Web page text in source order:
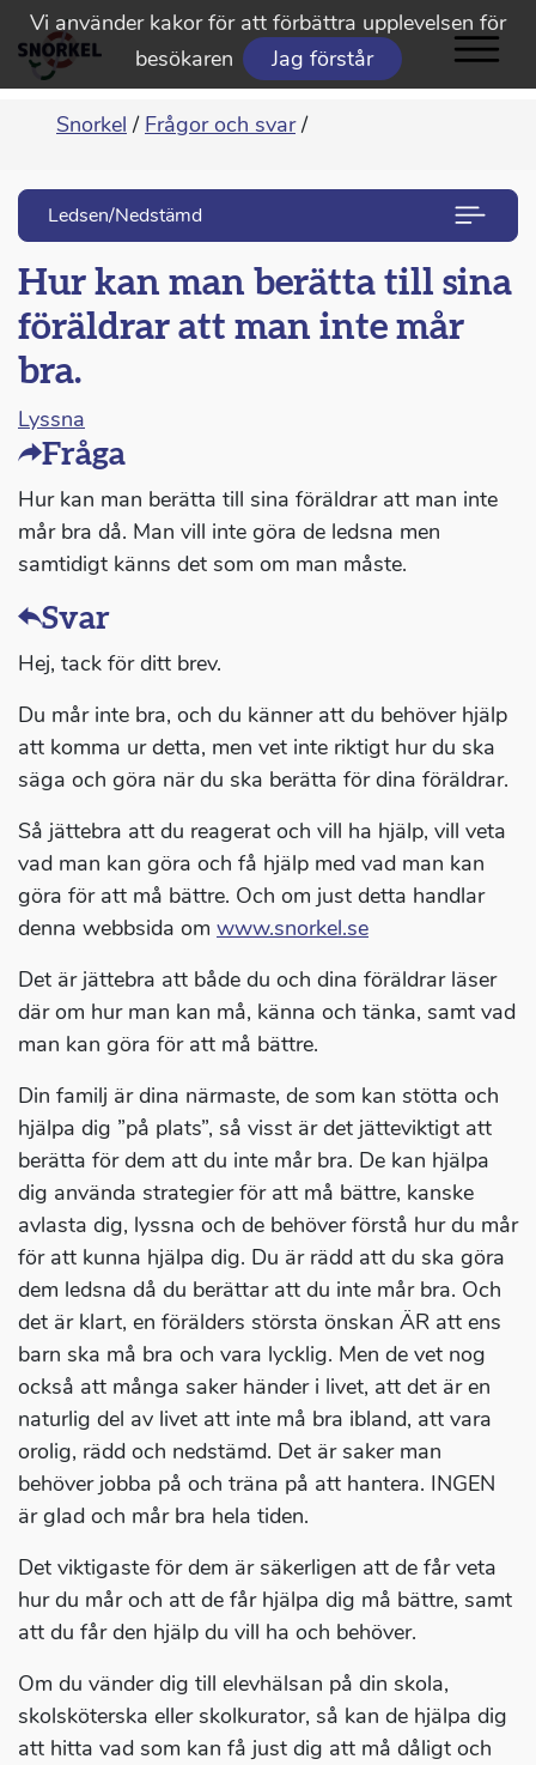
Vi använder kakor för att förbättra upplevelsen för
besökaren
Jag förstår
Snorkel / Frågor och svar /
Ledsen/Nedstämd
Hur kan man berätta till sina
föräldrar att man inte mår
bra.
Lyssna
Fråga
Hur kan man berätta till sina föräldrar att man inte
mår bra då. Man vill inte göra de ledsna men
samtidigt känns det som om man måste.
Svar
Hej, tack för ditt brev.
Du mår inte bra, och du känner att du behöver hjälp
att komma ur detta, men vet inte riktigt hur du ska
säga och göra när du ska berätta för dina föräldrar.
Så jättebra att du reagerat och vill ha hjälp, vill veta
vad man kan göra och få hjälp med vad man kan
göra för att må bättre. Och om just detta handlar
denna webbsida om www.snorkel.se
Det är jättebra att både du och dina föräldrar läser
där om hur man kan må, känna och tänka, samt vad
man kan göra för att må bättre.
Din familj är dina närmaste, de som kan stötta och
hjälpa dig ”på plats”, så visst är det jätteviktigt att
berätta för dem att du inte mår bra. De kan hjälpa
dig använda strategier för att må bättre, kanske
avlasta dig, lyssna och de behöver förstå hur du mår
för att kunna hjälpa dig. Du är rädd att du ska göra
dem ledsna då du berättar att du inte mår bra. Och
det är klart, en förälders största önskan ÄR att ens
barn ska må bra och vara lycklig. Men de vet nog
också att många saker händer i livet, att det är en
naturlig del av livet att inte må bra ibland, att vara
orolig, rädd och nedstämd. Det är saker man
behöver jobba på och träna på att hantera. INGEN
är glad och mår bra hela tiden.
Det viktigaste för dem är säkerligen att de får veta
hur du mår och att de får hjälpa dig må bättre, samt
att du får den hjälp du vill ha och behöver.
Om du vänder dig till elevhälsan på din skola,
skolsköterska eller skolkurator, så kan de hjälpa dig
att hitta vad som kan få just dig att må dåligt och